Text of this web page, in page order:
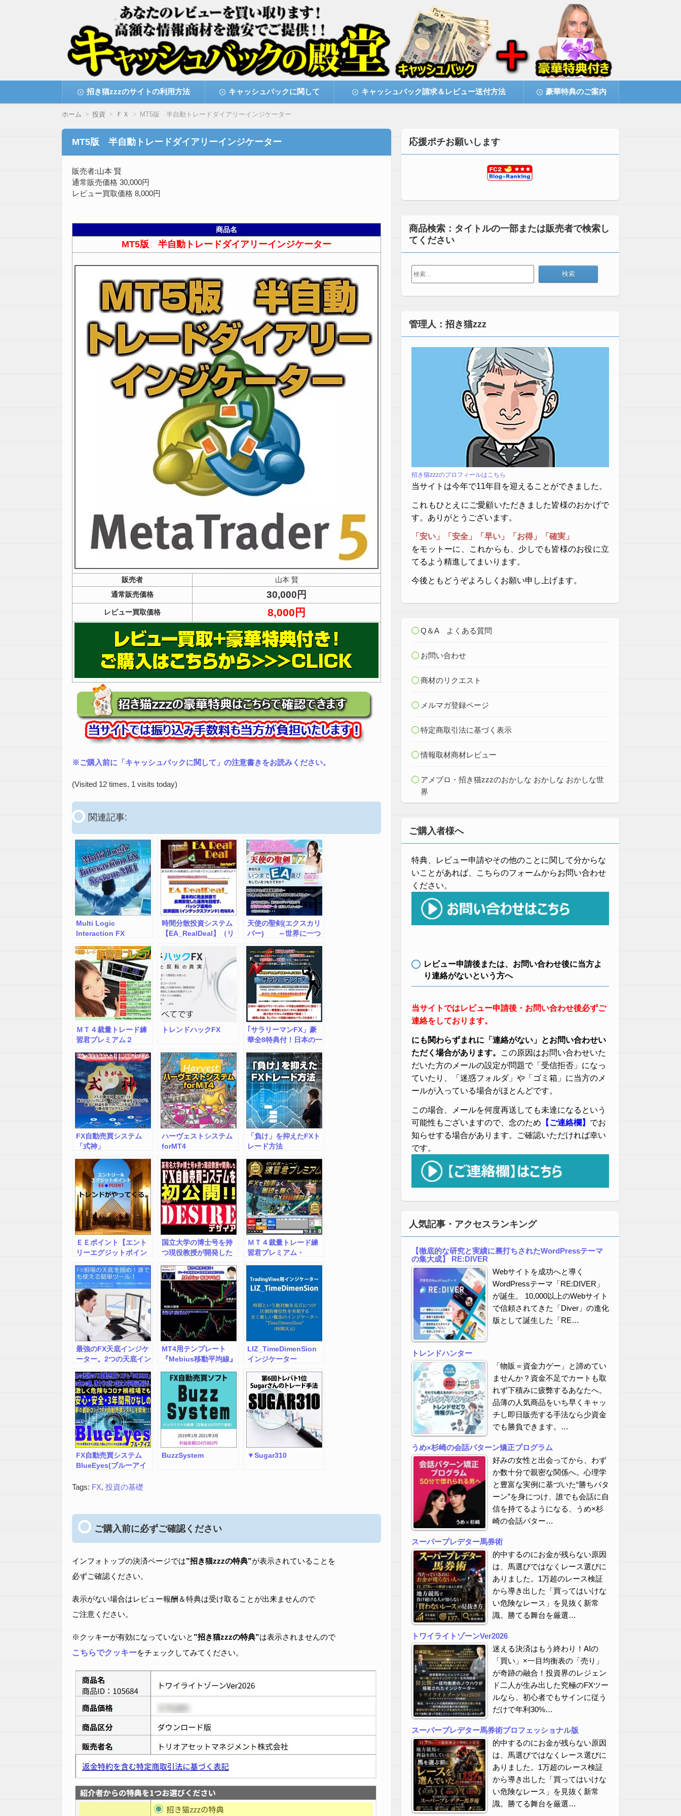
情報商材激安サイト・キャッシュバックの殿堂
高額な情報商材をレビューを買い取ることで激安で購入できます
テ
招き猫zzzのサイトの利用方法 キャッシュバックに関して キャッシュバック請求＆レビュー送付方法 豪華特典のご案内
ホーム 投資 ＦＸ MT5版 半自動トレードダイアリーインジケーター
MT5版 半自動トレードダイアリーインジケーター
販売者:山本 賢
通常販売価格 30,000円
レビュー買取価格 8,000円
商品名
MT5版 半自動トレードダイアリーインジケーター
販売者
山本 賢
通常販売価格
30,000円
レビュー買取価格 8,000円
※ご購入前に「キャッシュバックに関して」の注意書きをお読みください。
(Visited 12 times, 1 visits today)
関連記事:
Multi Logic
Interaction FX
時間分散投資システム
【EA_RealDeal】（リ
天使の聖剣(エクスカリ
バー) ～世界に一つ
れるとしたら・・～,激
安,キャッシュバック,豪
華特典付！
ＭＴ４裁量トレード練
習君プレミアム２
トレンドハックFX
｢サラリーマンFX」豪
華全8特典付！日本の一
FX投資で、副収入を
GETするためだけに開
発！帰宅後の「余暇」
を「副業タイム」に！
FX自動売買システム
「式神」
ハーヴェストシステム
forMT4
「負け」を抑えたFXト
レード方法
ＥＥポイント【エント
リーエグジットポイン
国立大学の博士号を持
つ現役教授が開発した
「DESIRE」
ＭＴ４裁量トレード練
習君プレミアム・
最強のFX天底インジケ
ーター。2つの天底イン
底がわかります。
MT4用テンプレート
『Mebius移動平均線』
取り入れた "プロも驚
き”の精度の高いクロス
ポイント！
LIZ_TimeDimenSion
インジケーター
FX自動売買システム
BlueEyes(ブルーアイ
BuzzSystem ▼Sugar310
Tags: FX, 投資の基礎
ご購入前に必ずご確認ください
インフォトップの決済ページでは”招き猫zzzの特典”が表示されていることを
必ずご確認ください。
表示がない場合はレビュー報酬＆特典は受け取ることが出来ませんので
ご注意ください。
※クッキーが有効になっていないと ”招き猫zzzの特典”は表示されませんので
こちらでクッキーをチェックしてみてください。
応援ポチお願いします
商品検索：タイトルの一部または販売者で検索し
てください
検
索:
管理人：招き猫zzz
招き猫zzzのプロフィールはこちら
当サイトは今年で11年目を迎えることができました。
これもひとえにご愛顧いただきました皆様のおかげで
す。ありがとうございます。
「安い」「安全」「早い」「お得」「確実」
をモットーに、これからも、少しでも皆様のお役に立
てるよう精進してまいります。
今後ともどうぞよろしくお願い申し上げます。
Q＆A よくある質問
お問い合わせ
商材のリクエスト
メルマガ登録ページ
特定商取引法に基づく表示
情報取材商材レビュー
アメブロ・招き猫zzzのおかしな おかしな おかしな世
界
ご購入者様へ
特典、レビュー申請やその他のことに関して分からな
いことがあれば、こちらのフォームからお問い合わせ
ください。
レビュー申請後または、お問い合わせ後に当方よ
り連絡がないという方へ
当サイトではレビュー申請後・お問い合わせ後必ずご
連絡をしております。
にも関わらずまれに「連絡がない」とお問い合わせい
ただく場合があります。
この原因はお問い合わせいた
だいた方のメールの設定が問題で「受信拒否」になっ
ていたり、「迷惑フォルダ」や「ゴミ箱」に当方のメ
ールが入っている場合がほとんどです。
この場合、メールを何度再送しても未達になるという
可能性もございますので、念のため 【ご連絡欄】 でお
知らせする場合があります。ご確認いただければ幸い
です。
人気記事・アクセスランキング
【徹底的な研究と実績に裏打ちされたWordPressテーマ
の集大成】 RE:DIVER
Webサイトを成功へと導く
WordPressテーマ「RE:DIVER」
が誕生。 10,000以上のWebサイト
で信頼されてきた「Diver」の進化
版として誕生した「RE…
トレンドハンター
「物販＝資金力ゲー」と諦めてい
ませんか？資金不足でカートも取
れず下積みに疲弊するあなたへ。
品薄の人気商品をいち早くキャッ
チし即日販売する手法なら少資金
でも勝負できます。…
うめ×杉崎の会話パターン矯正プログラム
好みの女性と出会ってから、わず
か数十分で親密な関係へ。心理学
と豊富な実例に基づいた“勝ちパタ
ーン”を身につけ、誰でも会話に自
信を持てるようになる、うめ×杉
崎の会話パター…
スーパープレデター馬券術
的中するのにお金が残らない原因
は、馬選びではなくレース選びに
ありました。1万超のレース検証
から導き出した「買ってはいけな
い危険なレース」を見抜く新常
識。勝てる舞台を厳選…
トワイライトゾーンVer2026
迷える決済はもう終わり！AIの
「買い」×一目均衡表の「売り」
が奇跡の融合！投資界のレジェン
ド二人が生み出した究極のFXツー
ルなら、初心者でもサインに従う
だけで年利30%…
スーパープレデター馬券術プロフェッショナル版
的中するのにお金が残らない原因
は、馬選びではなくレース選びに
ありました。1万超のレース検証
から導き出した「買ってはいけな
い危険なレース」を見抜く新常
識。勝てる舞台を厳選…